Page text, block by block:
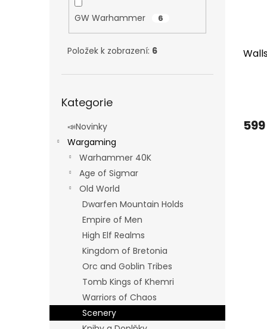
GW Warhammer 6
Položek k zobrazení: 6
kategorie
Kategorie
📣Novinky
Wargaming
Warhammer 40K
Age of Sigmar
Old World
Dwarfen Mountain Holds
Empire of Men
High Elf Realms
Kingdom of Bretonia
Orc and Goblin Tribes
Tomb Kings of Khemri
Warriors of Chaos
Scenery